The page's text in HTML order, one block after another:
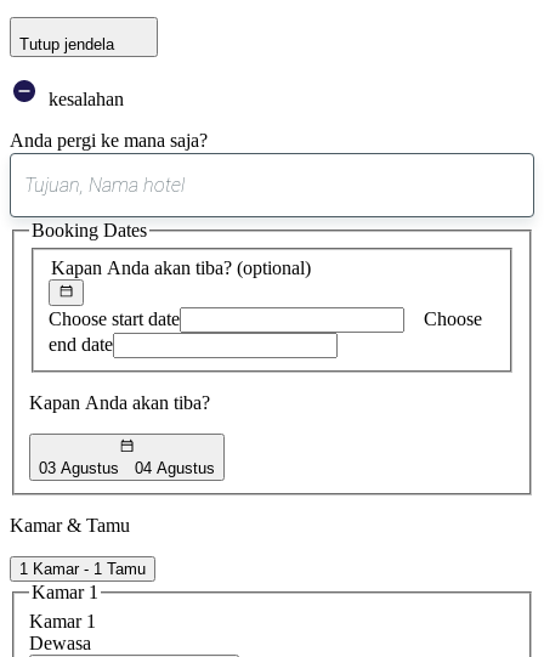
Tutup jendela
kesalahan
Anda pergi ke mana saja?
saran
ditemukan
Kapan Anda akan tiba? (optional)
Choose start date
Choose
end date
Kapan Anda akan tiba?
03 Agustus 04 Agustus
Booking Dates
Kamar & Tamu
1 Kamar - 1 Tamu
Kamar 1
Kamar 1
Dewasa